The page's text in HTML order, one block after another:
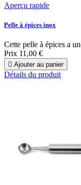
Aperçu rapide
Pelle à épices inox
Cette pelle à épices a
Prix 11,00 €
 Ajouter au panier
Détails du produit